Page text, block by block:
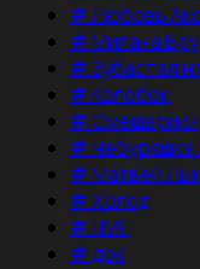
#Любовь
#Милана Бру
#Зубастая
#Колобок
#Смешарики
#Чебурашка
#Матвей
#Холод
#НМГ
#док